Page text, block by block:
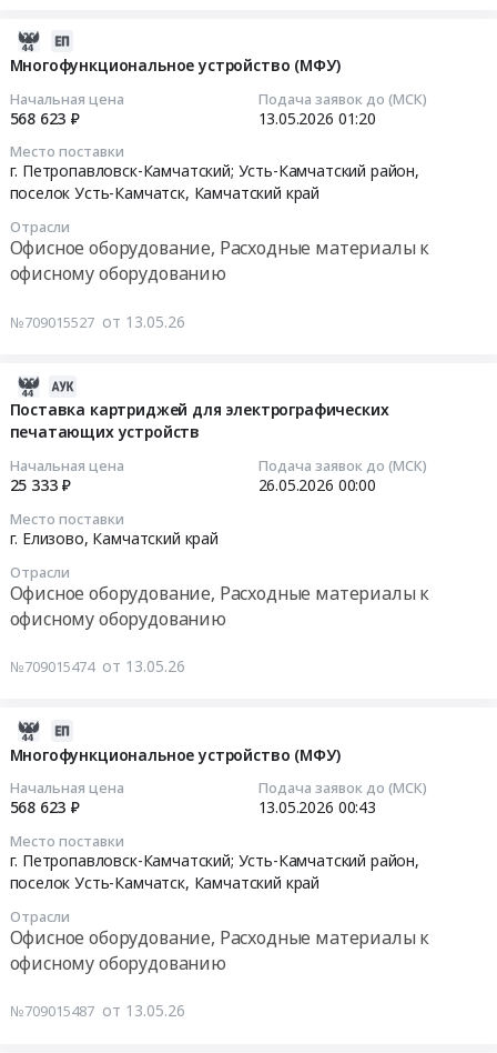
Многофункциональное устройство (МФУ)
Начальная цена
568 623 ₽
Подача заявок до (МСК)
13.05.2026 01:20
Место поставки
г. Петропавловск-Камчатский; Усть-Камчатский район,
поселок Усть-Камчатск, Камчатский край
Отрасли
Офисное оборудование, Расходные материалы к
офисному оборудованию
№709015527 от 13.05.26
Поставка картриджей для электрографических
печатающих устройств
Начальная цена
25 333 ₽
Подача заявок до (МСК)
26.05.2026 00:00
Место поставки
г. Елизово, Камчатский край
Отрасли
Офисное оборудование, Расходные материалы к
офисному оборудованию
№709015474 от 13.05.26
Многофункциональное устройство (МФУ)
Начальная цена
568 623 ₽
Подача заявок до (МСК)
13.05.2026 00:43
Место поставки
г. Петропавловск-Камчатский; Усть-Камчатский район,
поселок Усть-Камчатск, Камчатский край
Отрасли
Офисное оборудование, Расходные материалы к
офисному оборудованию
№709015487 от 13.05.26